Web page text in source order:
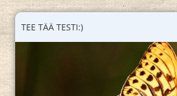
TEE TÄÄ TESTI:)